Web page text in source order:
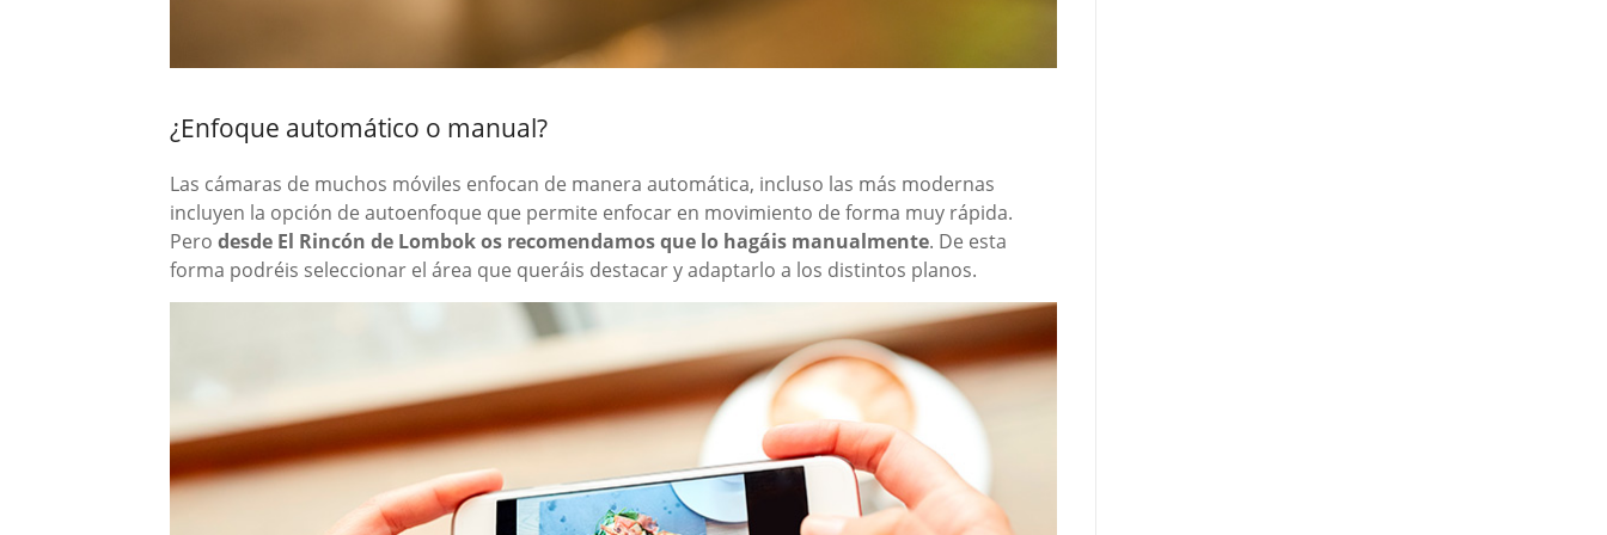
¿Enfoque automático o manual?
Las cámaras de muchos móviles enfocan de manera automática, incluso las más modernas
incluyen la opción de autoenfoque que permite enfocar en movimiento de forma muy rápida.
Pero desde El Rincón de Lombok os recomendamos que lo hagáis manualmente. De esta
forma podréis seleccionar el área que queráis destacar y adaptarlo a los distintos planos.